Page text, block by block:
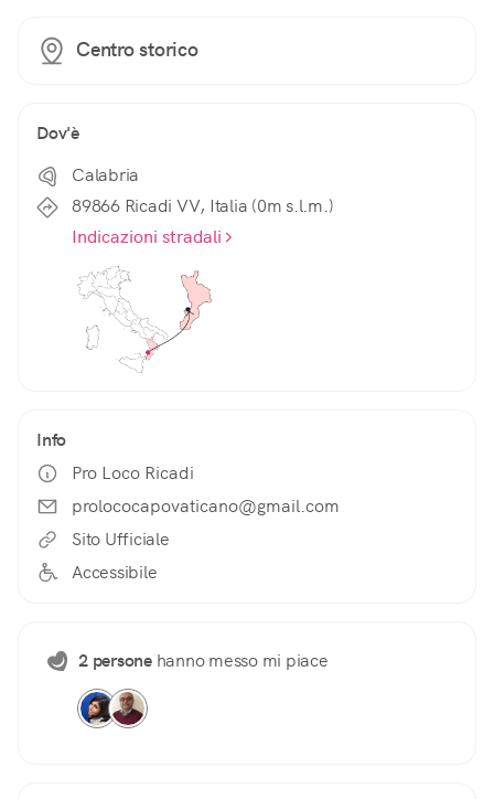
Centro storico
Dov'è
Calabria
89866 Ricadi VV, Italia (0m s.l.m.)
Indicazioni stradali
Info
Pro Loco Ricadi
prolococapovaticano@gmail.com
Sito Ufficiale
Accessibile
2 personehanno messo mi piace